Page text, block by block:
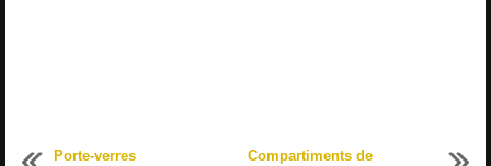
Porte-verres
Compartiments de